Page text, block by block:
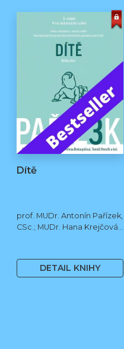
Dítě
prof. MUDr. Antonín Pařízek,
CSc.; MUDr. Hana Krejčová,
Tomáš Honzík, Ph.D. a kol.
DETAIL KNIHY